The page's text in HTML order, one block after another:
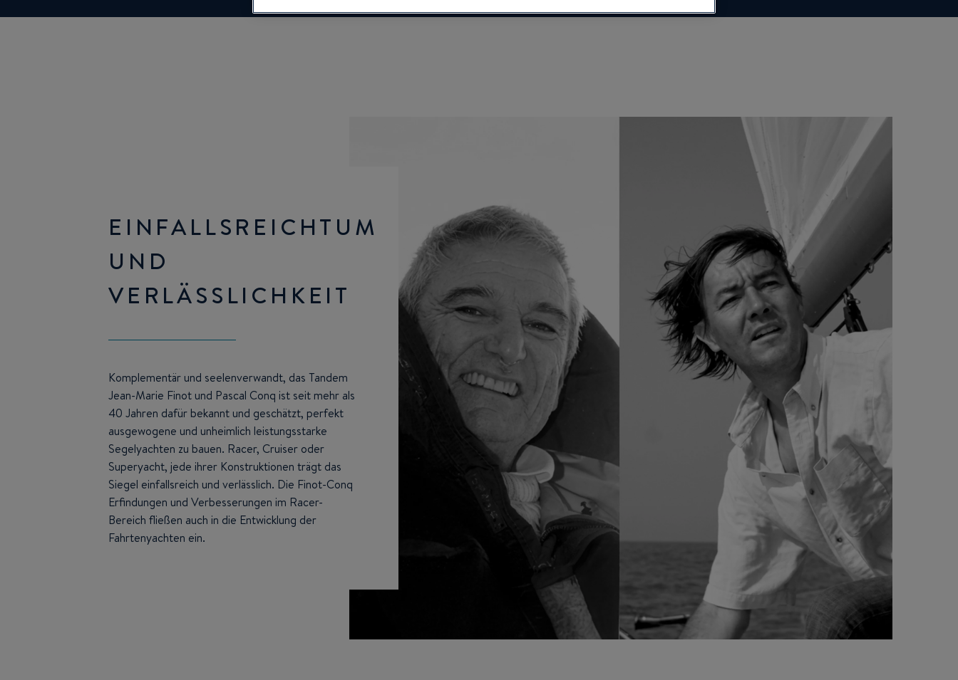
EINFALLSREICHTUM
UND
VERLÄSSLICHKEIT
Komplementär und seelenverwandt, das Tandem
Jean-Marie Finot und Pascal Conq ist seit mehr als
40 Jahren dafür bekannt und geschätzt, perfekt
ausgewogene und unheimlich leistungsstarke
Segelyachten zu bauen. Racer, Cruiser oder
Superyacht, jede ihrer Konstruktionen trägt das
Siegel einfallsreich und verlässlich. Die Finot-Conq
Erfindungen und Verbesserungen im Racer-
Bereich fließen auch in die Entwicklung der
Fahrtenyachten ein.